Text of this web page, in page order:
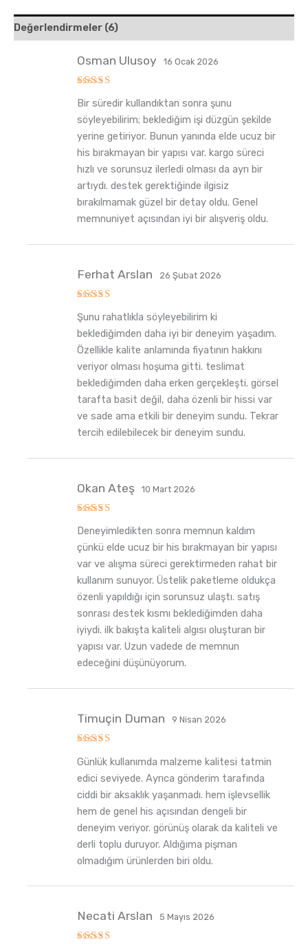
Değerlendirmeler (6)
üzerinden
oy aldı
Osman Ulusoy 16 Ocak 2026
Bir süredir kullandıktan sonra şunu
söyleyebilirim; beklediğim işi düzgün şekilde
yerine getiriyor. Bunun yanında elde ucuz bir
his bırakmayan bir yapısı var. kargo süreci
hızlı ve sorunsuz ilerledi olması da ayrı bir
artıydı. destek gerektiğinde ilgisiz
bırakılmamak güzel bir detay oldu. Genel
memnuniyet açısından iyi bir alışveriş oldu.
üzerinden
5
oy aldı
Ferhat Arslan 26 Şubat 2026
Şunu rahatlıkla söyleyebilirim ki
beklediğimden daha iyi bir deneyim yaşadım.
Özellikle kalite anlamında fiyatının hakkını
veriyor olması hoşuma gitti. teslimat
beklediğimden daha erken gerçekleşti. görsel
tarafta basit değil, daha özenli bir hissi var
ve sade ama etkili bir deneyim sundu. Tekrar
tercih edilebilecek bir deneyim sundu.
üzerinden
5oy aldı
Okan Ateş 10 Mart 2026
Deneyimledikten sonra memnun kaldım
çünkü elde ucuz bir his bırakmayan bir yapısı
var ve alışma süreci gerektirmeden rahat bir
kullanım sunuyor. Üstelik paketleme oldukça
özenli yapıldığı için sorunsuz ulaştı. satış
sonrası destek kısmı beklediğimden daha
iyiydi. ilk bakışta kaliteli algısı oluşturan bir
yapısı var. Uzun vadede de memnun
edeceğini düşünüyorum.
üzerinden
oy aldı
Timuçin Duman 9 Nisan 2026
Günlük kullanımda malzeme kalitesi tatmin
edici seviyede. Ayrıca gönderim tarafında
ciddi bir aksaklık yaşanmadı. hem işlevsellik
hem de genel his açısından dengeli bir
deneyim veriyor. görünüş olarak da kaliteli ve
derli toplu duruyor. Aldığıma pişman
olmadığım ürünlerden biri oldu.
Necati Arslan 5 Mayıs 2026